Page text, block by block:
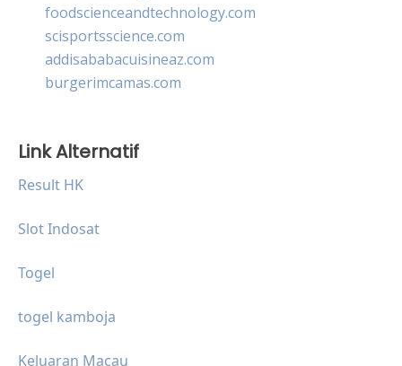
foodscienceandtechnology.com
scisportsscience.com
addisababacuisineaz.com
burgerimcamas.com
Link Alternatif
Result HK
Slot Indosat
Togel
togel kamboja
Keluaran Macau